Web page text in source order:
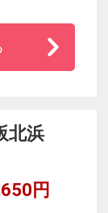
・２５Ｆ
く夜景に
」、ゲス
北浜
円